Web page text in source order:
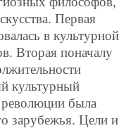
Первая
в культурной
Вторая поначалу
культурный
революции была
зарубежья. Цели и